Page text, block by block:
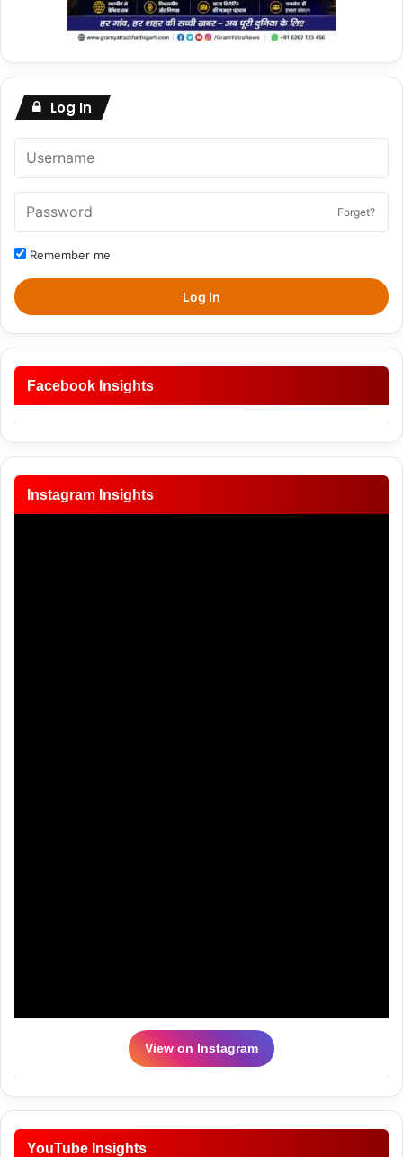
Log In
Forget?
Remember me
Log In
Facebook Insights
Instagram Insights
View on Instagram
YouTube Insights